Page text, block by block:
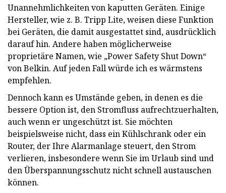
Unannehmlichkeiten von kaputten Geräten. Einige
Hersteller, wie z. B. Tripp Lite, weisen diese Funktion
bei Geräten, die damit ausgestattet sind, ausdrücklich
darauf hin. Andere haben möglicherweise
proprietäre Namen, wie „Power Safety Shut Down“
von Belkin. Auf jeden Fall würde ich es wärmstens
empfehlen.
Dennoch kann es Umstände geben, in denen es die
bessere Option ist, den Stromfluss aufrechtzuerhalten,
auch wenn er ungeschützt ist. Sie möchten
beispielsweise nicht, dass ein Kühlschrank oder ein
Router, der Ihre Alarmanlage steuert, den Strom
verlieren, insbesondere wenn Sie im Urlaub sind und
den Überspannungsschutz nicht schnell austauschen
können.